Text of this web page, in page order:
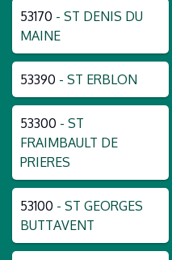
53170 - ST DENIS DU
MAINE
53390 - ST ERBLON
53300 - ST
FRAIMBAULT DE
PRIERES
53100 - ST GEORGES
BUTTAVENT